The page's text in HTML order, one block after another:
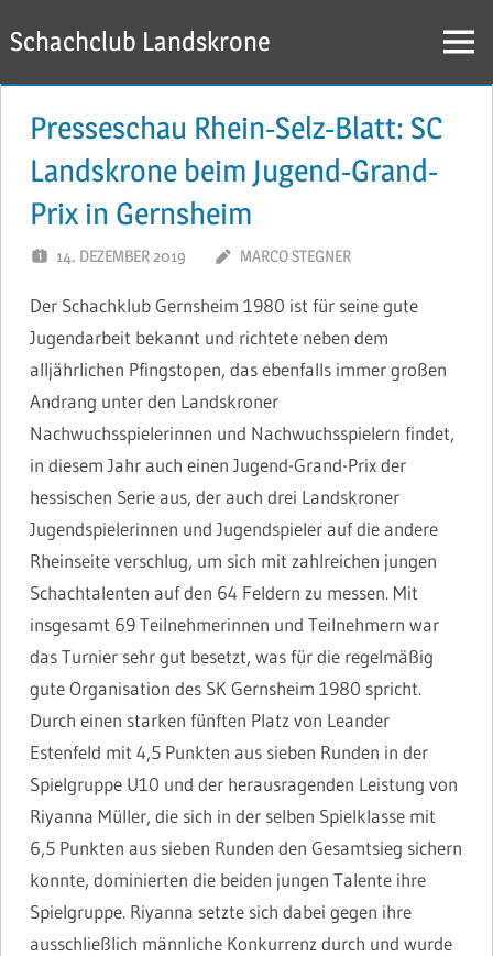
Inhalt
springen
Schachclub Landskrone Menü
Presseschau Rhein-Selz-Blatt: SC
Landskrone beim Jugend-Grand-
Prix in Gernsheim
14. DEZEMBER 2019 MARCO STEGNER
Der Schachklub Gernsheim 1980 ist für seine gute
Jugendarbeit bekannt und richtete neben dem
alljährlichen Pfingstopen, das ebenfalls immer großen
Andrang unter den Landskroner
Nachwuchsspielerinnen und Nachwuchsspielern findet,
in diesem Jahr auch einen Jugend-Grand-Prix der
hessischen Serie aus, der auch drei Landskroner
Jugendspielerinnen und Jugendspieler auf die andere
Rheinseite verschlug, um sich mit zahlreichen jungen
Schachtalenten auf den 64 Feldern zu messen. Mit
insgesamt 69 Teilnehmerinnen und Teilnehmern war
das Turnier sehr gut besetzt, was für die regelmäßig
gute Organisation des SK Gernsheim 1980 spricht.
Durch einen starken fünften Platz von Leander
Estenfeld mit 4,5 Punkten aus sieben Runden in der
Spielgruppe U10 und der herausragenden Leistung von
Riyanna Müller, die sich in der selben Spielklasse mit
6,5 Punkten aus sieben Runden den Gesamtsieg sichern
konnte, dominierten die beiden jungen Talente ihre
Spielgruppe. Riyanna setzte sich dabei gegen ihre
ausschließlich männliche Konkurrenz durch und wurde